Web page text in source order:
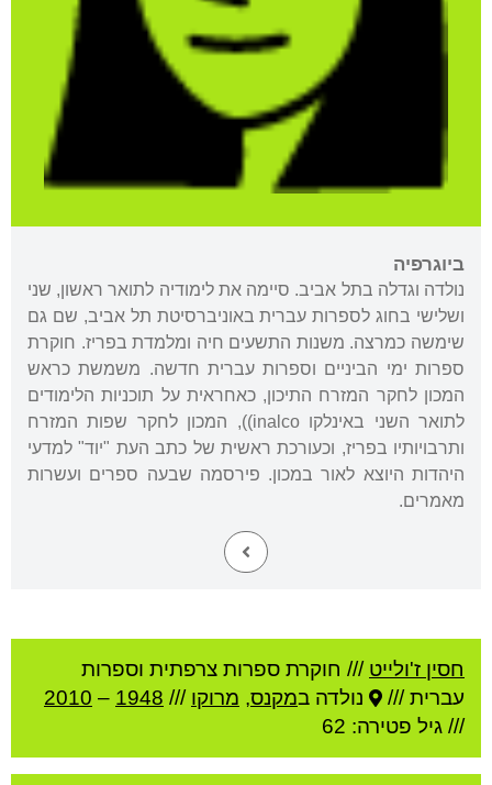
ביוגרפיה
נולדה וגדלה בתל אביב. סיימה את לימודיה לתואר ראשון, שני
ושלישי בחוג לספרות עברית באוניברסיטת תל אביב, שם גם
שימשה כמרצה. משנות התשעים חיה ומלמדת בפריז. חוקרת
ספרות ימי הביניים וספרות עברית חדשה. משמשת כראש
המכון לחקר המזרח התיכון, כאחראית על תוכניות הלימודים
לתואר השני באינלקו inalco)), המכון לחקר שפות המזרח
ותרבויותיו בפריז, וכעורכת ראשית של כתב העת "יוד" למדעי
היהדות היוצא לאור במכון. פירסמה שבעה ספרים ועשרות
מאמרים.
חסין ז'ולייט /// חוקרת ספרות צרפתית וספרות
עברית ///
נולדה במקנס, מרוקו ///
1948
–
2010
/// גיל פטירה: 62